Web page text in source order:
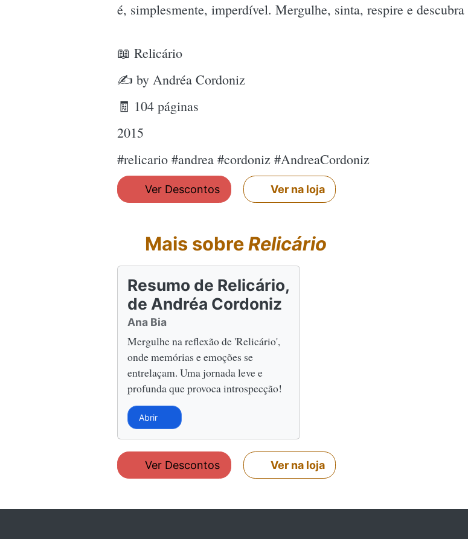
é, simplesmente, imperdível. Mergulhe, sinta, respire e
📖 Relicário
✍ by Andréa Cordoniz
🧾 104 páginas
2015
#relicario #andrea #cordoniz #AndreaCordoniz
Ver Descontos Ver na loja
Mais sobreRelicário
Resumo de Relicário,
de Andréa Cordoniz
Ana Bia
Mergulhe na reflexão de 'Relicário',
onde memórias e emoções se
entrelaçam. Uma jornada leve e
profunda que provoca introspecção!
Abrir
Ver Descontos Ver na loja